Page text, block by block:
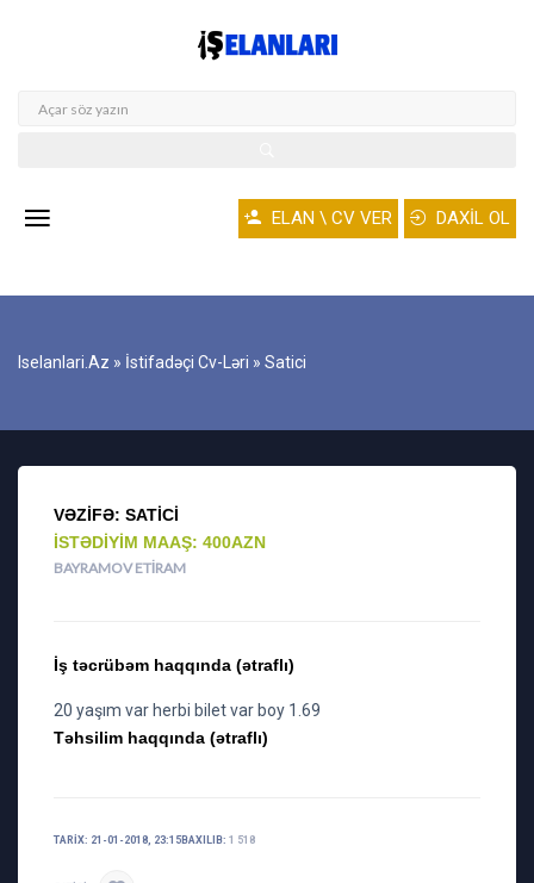
ELAN \ CV VER DAXİL OL
Iselanlari.az » İstifadəçi Cv-Ləri » Satici
VƏZIFƏ: SATICI
İSTƏDIYIM MAAŞ: 400AZN
BAYRAMOV ETIRAM
İş təcrübəm haqqında (ətraflı)
20 yaşım var herbi bilet var boy 1.69
Təhsilim haqqında (ətraflı)
TARIX: 21-01-2018, 23:15 BAXILIB: 1 518